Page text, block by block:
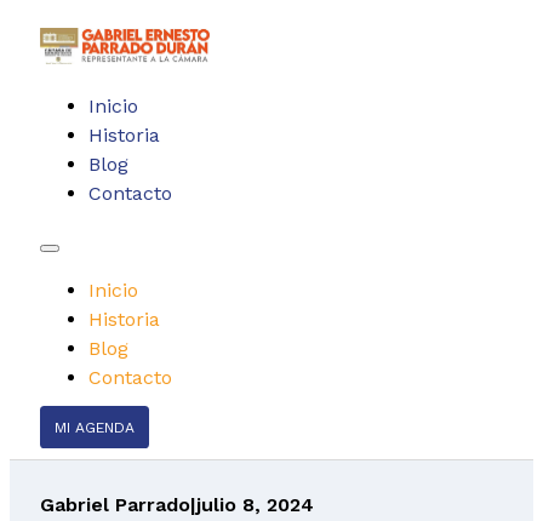
Inicio
Historia
Blog
Contacto
Inicio
Historia
Blog
Contacto
MI AGENDA
Gabriel Parrado|julio 8, 2024